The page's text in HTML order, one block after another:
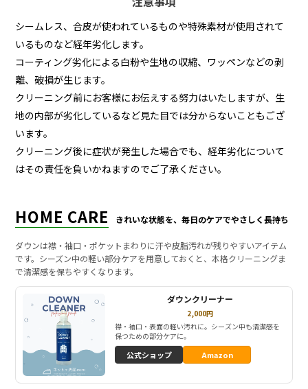
シームレス、合皮が使われているものや特殊素材が使用されて
いるものなど経年劣化します。
コーティング劣化による白粉や生地の収縮、ワッペンなどの剥
離、破損が生じます。
クリーニング前にお客様にお伝えする努力はいたしますが、生
地の内部が劣化しているなど見た目では分からないこともござ
います。
クリーニング後に症状が発生した場合でも、経年劣化について
はその責任を負いかねますのでご了承ください。
HOME CARE きれいな状態を、毎日のケアでやさしく長持ち
ダウンは襟・袖口・ポケットまわりに汗や皮脂汚れが残りやすいアイテム
です。シーズン中の軽い部分ケアを用意しておくと、本格クリーニングま
で清潔感を保ちやすくなります。
ダウンクリーナー
2,000円
襟・袖口・表面の軽い汚れに。シーズン中も清潔感を
保つための部分ケアに。
公式ショップ Amazon